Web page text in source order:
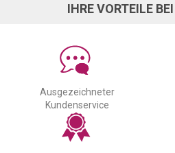
IHRE VORTEILE
Ausgezeichneter
Kundenservice